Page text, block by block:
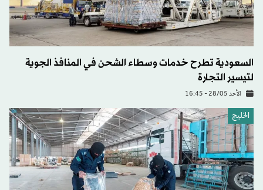
السعودية تطرح خدمات وسطاء الشحن في المنافذ الجوية
لتيسير التجارة
الأحد 28/05 - 16:45
الخليج